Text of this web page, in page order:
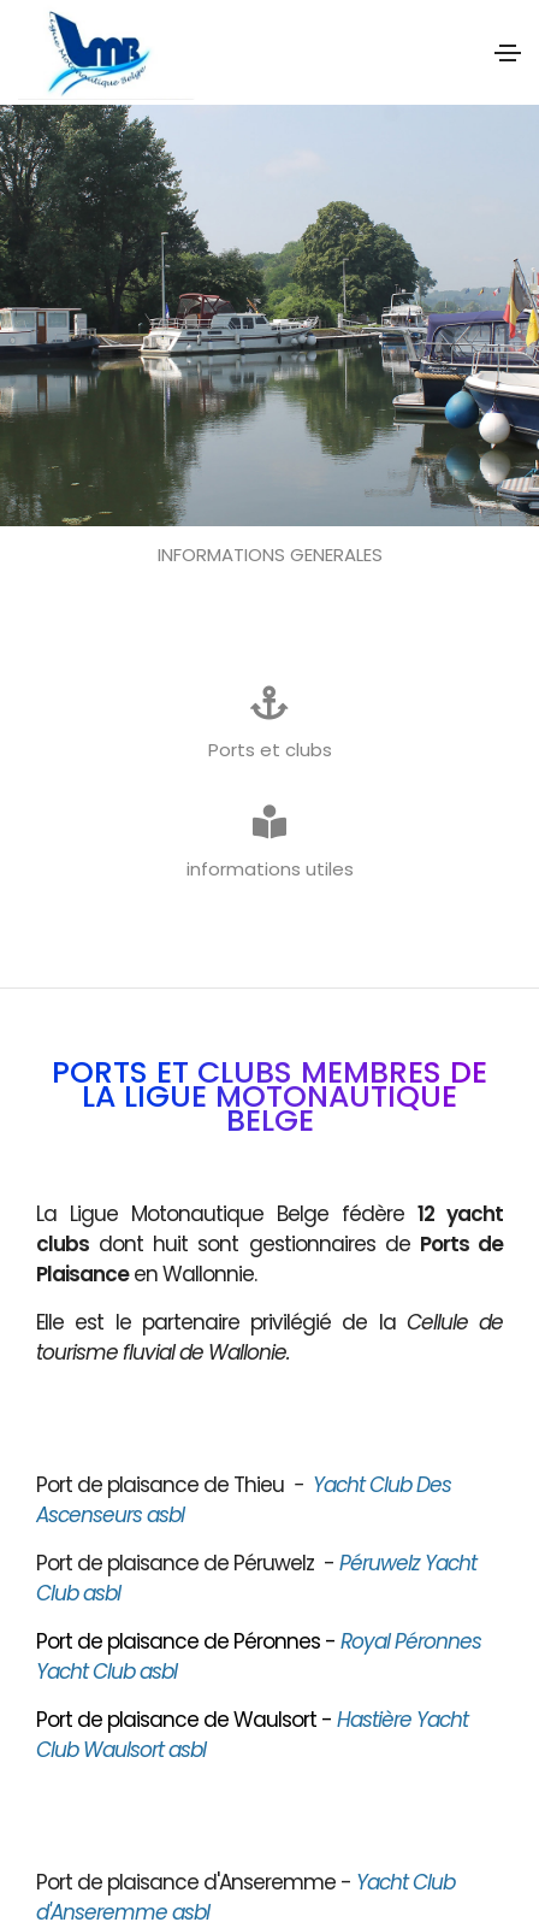
INFORMATIONS GENERALES
Ports et clubs
informations utiles
PORTS ET CLUBS MEMBRES DE
LA LIGUE MOTONAUTIQUE
BELGE
La Ligue Motonautique Belge fédère 12 yacht
clubs dont huit sont gestionnaires de Ports de
Plaisanceen Wallonnie.
Elle est le partenaire privilégié de la Cellule de
tourisme fluvial de Wallonie.
Port de plaisance de Thieu - Yacht Club Des
Ascenseurs asbl
Port de plaisance de Péruwelz - Péruwelz Yacht
Club asbl
Port de plaisance de Péronnes - Royal Péronnes
Yacht Club asbl
Port de plaisance de Waulsort - Hastière Yacht
Club Waulsort asbl
Port de plaisance d'Anseremme - Yacht Club
d'Anseremme asbl